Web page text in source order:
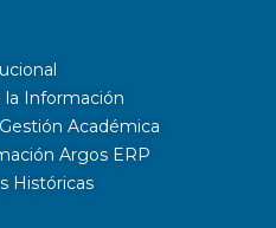
la Información
Académica
Argos ERP
Históricas